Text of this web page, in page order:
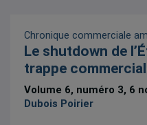
Chronique commerciale
Le shutdown de
trappe
Volume 6, numéro 3, 6
Dubois Poirier